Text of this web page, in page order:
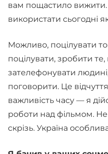
вам пощастило
використати сьогодні
Можливо, поцілувати
поцілувати, зробити
зателефонувати
поговорити. Це
важливість часу — я
роботи над фільмом.
скрізь. Україна